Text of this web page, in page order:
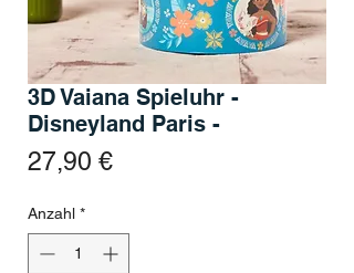
3D Vaiana Spieluhr -
Disneyland Paris -
27,90 €Preis
Anzahl *